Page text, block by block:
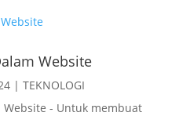
Website
| TEKNOLOGI
Website - Untuk membuat